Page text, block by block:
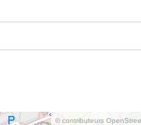
© contributeurs